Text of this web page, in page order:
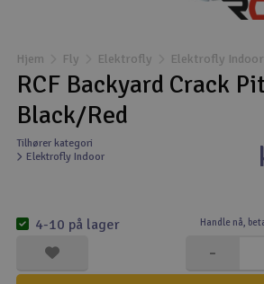
Droner
Droner for FPV
Fly
Helikopter
Kamerautstyr
Hjem Fly Elektrofly Elektrofly Indoor
RCF Backyard Crack
Black/Red
Tilhører kategori
Elektrofly Indoor
Handle nå,
-
4-10 på lager